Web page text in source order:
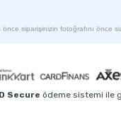
siparişinizin fotoğrafını önce
Secure ödeme sistemi ile